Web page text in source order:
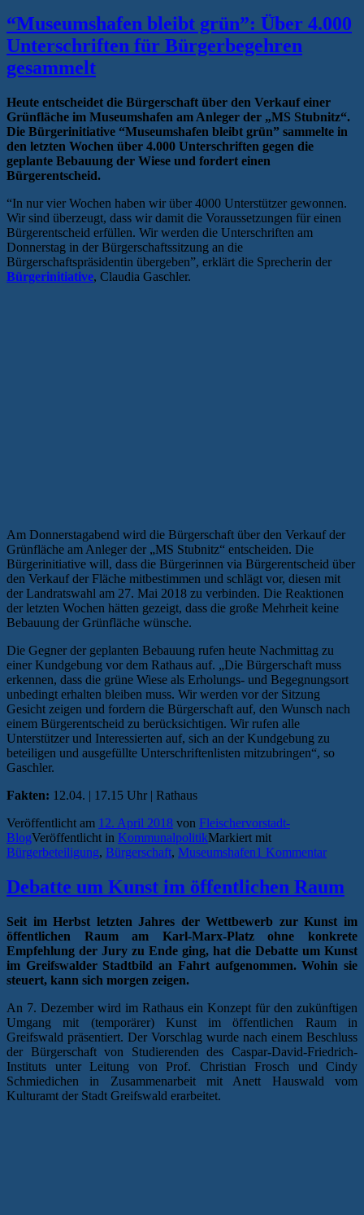
“Museumshafen bleibt grün”: Über 4.000
Unterschriften für Bürgerbegehren
gesammelt
Heute entscheidet die Bürgerschaft über den Verkauf einer
Grünfläche im Museumshafen am Anleger der „MS Stubnitz“.
Die Bürgerinitiative “Museumshafen bleibt grün” sammelte in
den letzten Wochen über 4.000 Unterschriften gegen die
geplante Bebauung der Wiese und fordert einen
Bürgerentscheid.
“In nur vier Wochen haben wir über 4000 Unterstützer gewonnen.
Wir sind überzeugt, dass wir damit die Voraussetzungen für einen
Bürgerentscheid erfüllen. Wir werden die Unterschriften am
Donnerstag in der Bürgerschaftssitzung an die
Bürgerschaftspräsidentin übergeben”, erklärt die Sprecherin der
Bürgerinitiative, Claudia Gaschler.
Am Donnerstagabend wird die Bürgerschaft über den Verkauf der
Grünfläche am Anleger der „MS Stubnitz“ entscheiden. Die
Bürgerinitiative will, dass die Bürgerinnen via Bürgerentscheid über
den Verkauf der Fläche mitbestimmen und schlägt vor, diesen mit
der Landratswahl am 27. Mai 2018 zu verbinden. Die Reaktionen
der letzten Wochen hätten gezeigt, dass die große Mehrheit keine
Bebauung der Grünfläche wünsche.
Die Gegner der geplanten Bebauung rufen heute Nachmittag zu
einer Kundgebung vor dem Rathaus auf. „Die Bürgerschaft muss
erkennen, dass die grüne Wiese als Erholungs- und Begegnungsort
unbedingt erhalten bleiben muss. Wir werden vor der Sitzung
Gesicht zeigen und fordern die Bürgerschaft auf, den Wunsch nach
einem Bürgerentscheid zu berücksichtigen. Wir rufen alle
Unterstützer und Interessierten auf, sich an der Kundgebung zu
beteiligen und ausgefüllte Unterschriftenlisten mitzubringen“, so
Gaschler.
Fakten: 12.04. | 17.15 Uhr | Rathaus
Veröffentlicht am 12. April 2018 von Fleischervorstadt-
BlogVeröffentlicht in KommunalpolitikMarkiert mit
Bürgerbeteiligung, Bürgerschaft, Museumshafen1 Kommentar
Debatte um Kunst im öffentlichen Raum
Seit im Herbst letzten Jahres der Wettbewerb zur Kunst im
öffentlichen Raum am Karl-Marx-Platz ohne konkrete
Empfehlung der Jury zu Ende ging, hat die Debatte um Kunst
im Greifswalder Stadtbild an Fahrt aufgenommen. Wohin sie
steuert, kann sich morgen zeigen.
An 7. Dezember wird im Rathaus ein Konzept für den zukünftigen
Umgang mit (temporärer) Kunst im öffentlichen Raum in
Greifswald präsentiert. Der Vorschlag wurde nach einem Beschluss
der Bürgerschaft von Studierenden des Caspar-David-Friedrich-
Instituts unter Leitung von Prof. Christian Frosch und Cindy
Schmiedichen in Zusammenarbeit mit Anett Hauswald vom
Kulturamt der Stadt Greifswald erarbeitet.